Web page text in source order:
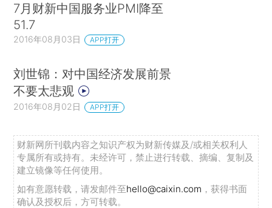
7月财新中国服务业PMI降至
51.7
2016年08月03日 APP打开
刘世锦：对中国经济发展前景
不要太悲观
2016年08月02日 APP打开
财新网所刊载内容之知识产权为财新传媒及/或相关权利人
专属所有或持有。未经许可，禁止进行转载、摘编、复制及
建立镜像等任何使用。
如有意愿转载，请发邮件至hello@caixin.com ，获得书面
确认及授权后，方可转载。